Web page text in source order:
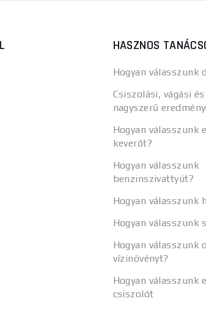
HASZNOS
Hogyan válasszunk
Csiszolási, vágási
nagyszerű
Hogyan válasszunk
keverőt?
Hogyan válasszunk
benzinszivattyút?
Hogyan válasszunk
Hogyan válasszunk
Hogyan válasszunk
vízinövényt?
Hogyan válasszunk
csiszolót